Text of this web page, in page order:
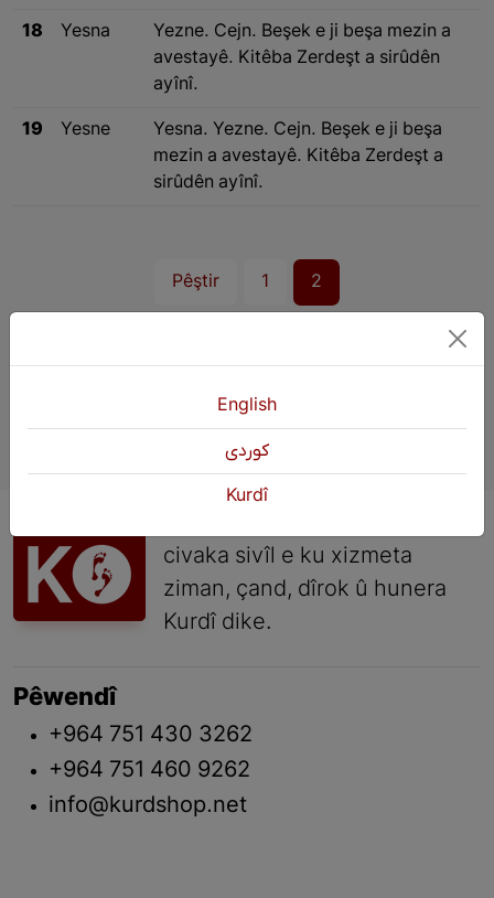
18 Yesna
Yezne. Cejn. Beşek e ji beşa mezin a
avestayê. Kitêba Zerdeşt a sirûdên
ayînî.
19 Yesne
Yesna. Yezne. Cejn. Beşek e ji beşa
mezin a avestayê. Kitêba Zerdeşt a
sirûdên ayînî.
Pêştir 1 2
civaka sivîl e ku xizmeta
ziman, çand, dîrok û hunera
Kurdî dike.
Pêwendî
+964 751 430 3262
+964 751 460 9262
info@kurdshop.net
English
كوردی
Kurdî